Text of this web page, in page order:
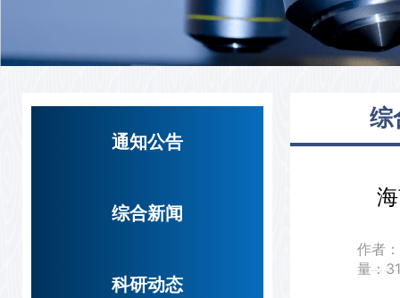
通知公告
综合新闻
科研动态
综
作者
量：